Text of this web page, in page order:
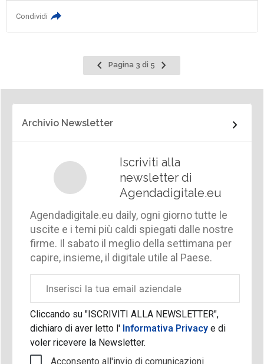
Condividi
Pagina
precedente
Pagina 3 di 5
Pagina
successiva
Archivio Newsletter
Iscriviti alla
newsletter di
Agendadigitale.eu
Agendadigitale.eu daily, ogni giorno tutte le
uscite e i temi più caldi spiegati dalle nostre
firme. Il sabato il meglio della settimana per
capire, insieme, il digitale utile al Paese.
aziendale
Cliccando su "ISCRIVITI ALLA NEWSLETTER",
dichiaro di aver letto l'Informativa Privacy e di
voler ricevere la Newsletter.
Acconsento all'invio di comunicazioni